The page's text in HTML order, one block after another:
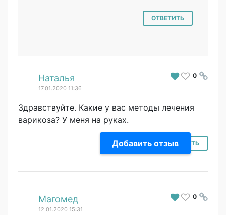
Добавить отзыв
ОТВЕТИТЬ
# 0
Наталья
17.01.2020 11:36
Здравствуйте. Какие у вас методы лечения
варикоза? У меня на руках.
ОТВЕТИТЬ
# 0
Магомед
12.01.2020 15:31